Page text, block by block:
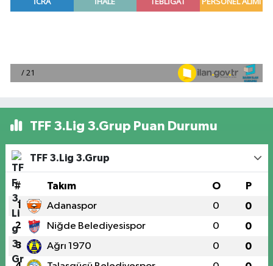
TFF 3.Lig 3.Grup Puan Durumu
TFF 3.Lig 3.Grup
# Takım O P
1 Adanaspor 0 0
2 Niğde Belediyesispor 0 0
3 Ağrı 1970 0 0